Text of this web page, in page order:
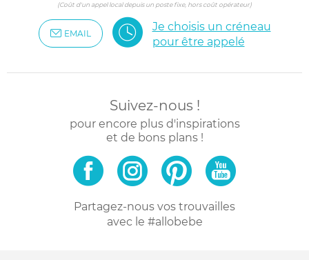
(Coût d'un appel local depuis un poste fixe, hors coût opérateur)
EMAIL
Je choisis un créneau
pour être appelé
Suivez-nous !
pour encore plus d'inspirations
et de bons plans !
Partagez-nous vos trouvailles
avec le #allobebe